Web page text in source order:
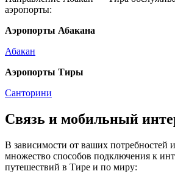
аэропорты:
Аэропорты Абакана
Абакан
Аэропорты Тиры
Санторини
Связь и мобильный
В зависимости от ваших потребностей
множество способов подключения к
путешествий в Тире и по миру: